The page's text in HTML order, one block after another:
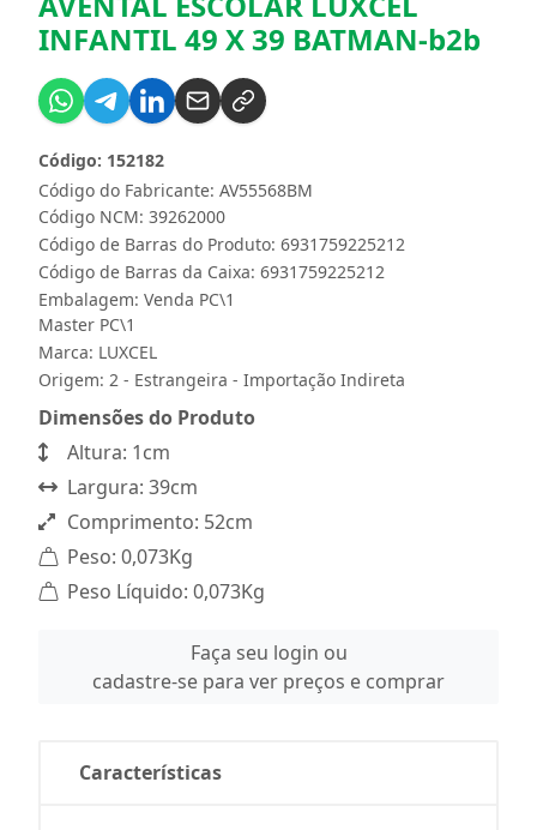
INFANTIL 49 X 39 BATMAN-b2b
Código do Fabricante: AV55568BM
Código: 152182
Código NCM: 39262000
Código de Barras do Produto: 6931759225212
Código de Barras da Caixa: 6931759225212
Embalagem: Venda PC\1
Master PC\1
Marca: LUXCEL
Origem: 2 - Estrangeira - Importação Indireta
Dimensões do Produto
Altura: 1cm
Largura: 39cm
Comprimento: 52cm
Peso: 0,073Kg
Peso Líquido: 0,073Kg
Faça seu login ou
cadastre-se para ver preços e comprar
Características